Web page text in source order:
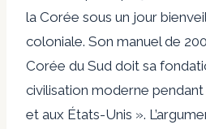
la Corée sous un jour
coloniale. Son manuel de
Corée du Sud doit sa
civilisation moderne
et aux États-Unis ».